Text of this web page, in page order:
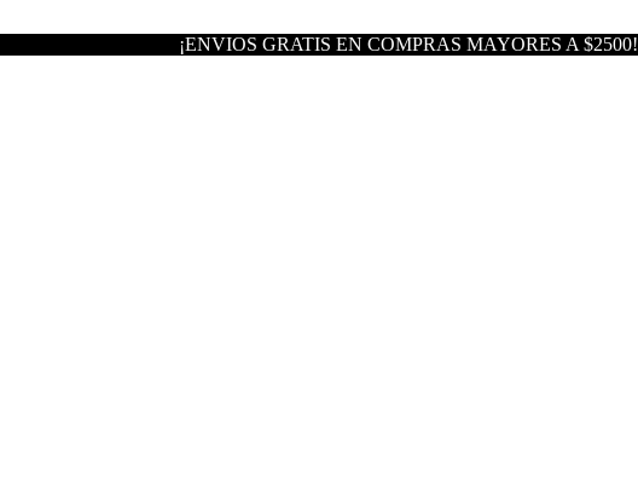
¡ENVIOS GRATIS EN COMPRAS MAYORES A $2500!